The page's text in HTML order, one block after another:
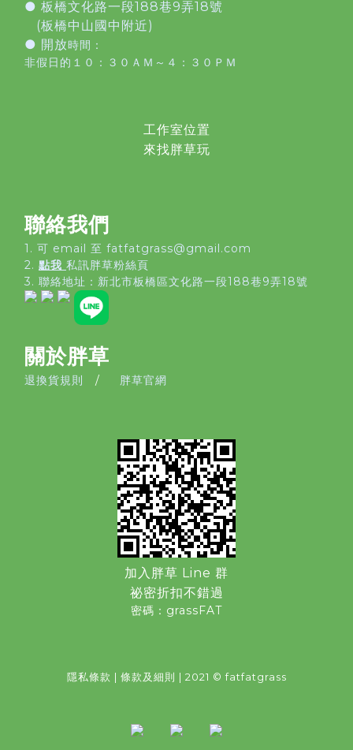
● 板橋文化路一段188巷9弄18號
(板橋中山國中附近)
● 開放時間：
非假日的１０：３０ＡＭ～４：３０ＰＭ
工作室位置
來找胖草玩
聯絡我們
1. 可 email 至 fatfatgrass@gmail.com
2. 點我 私訊胖草粉絲頁
3. 聯絡地址： 新北市板橋區文化路一段188巷9弄18號
關於胖草
退換貨規則 / 胖草官網
加入胖草 Line 群
祕密折扣不錯過
密碼：grassFAT
隱私條款 | 條款及細則 | 2021 © fatfatgrass